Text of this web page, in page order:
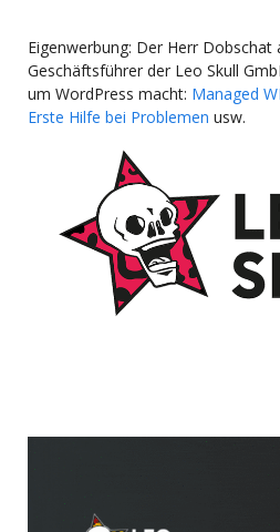
Eigenwerbung: Der Herr
Geschäftsführer der Leo Skull
um WordPress macht: Managed
Erste Hilfe bei Problemen usw.